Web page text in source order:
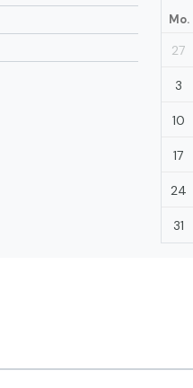
Mo.
27
3
10
17
24
31